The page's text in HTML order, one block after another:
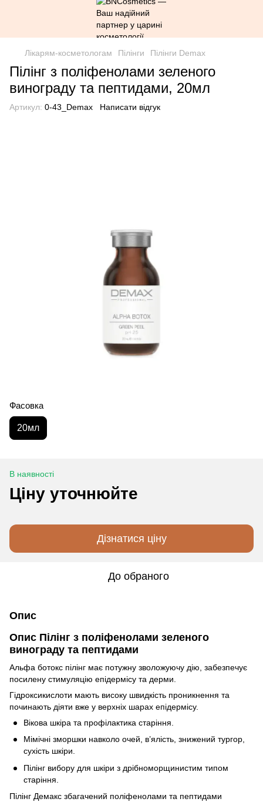
Лікарям-косметологам Пілінги Пілінги Demax
Пілінг з поліфенолами зеленого
винограду та пептидами, 20мл
Артикул: 0-43_Demax Написати відгук
Фасовка
20мл
В наявності
Ціну уточнюйте
Дізнатися ціну
До обраного
Опис
Опис Пілінг з поліфенолами зеленого
винограду та пептидами
Альфа ботокс пілінг має потужну зволожуючу дію, забезпечує
посилену стимуляцію епідермісу та дерми.
Гідроксикислоти мають високу швидкість проникнення та
починають діяти вже у верхніх шарах епідермісу.
Вікова шкіра та профілактика старіння.
Мімічні зморшки навколо очей, в’ялість, знижений тургор,
сухість шкіри.
Пілінг вибору для шкіри з дрібноморщинистим типом
старіння.
Пілінг Демакс збагачений поліфенолами та пептидами